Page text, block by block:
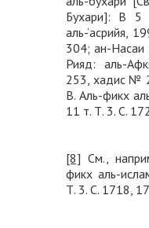
Бухари]: В 5
аль-‘асрийя,
304; ан-Насаи
Рияд: аль-
253, хадис №
В. Аль-фикх
11 т. Т. 3. С.
[8] См.,
фикх аль-
Т. 3. С. 1718,